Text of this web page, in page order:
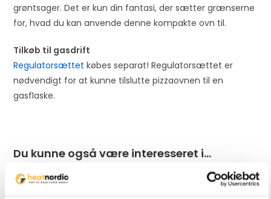
grøntsager. Det er kun din fantasi, der sætter grænserne
for, hvad du kan anvende denne kompakte ovn til.
Tilkøb til gasdrift
Regulatorsættet købes separat! Regulatorsættet er
nødvendigt for at kunne tilslutte pizzaovnen til en
gasflaske.
Du kunne også være interesseret i…